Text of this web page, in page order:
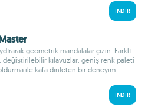
İNDIR
geometrik mandalalar çizin. Farklı
değiştirilebilir kılavuzlar, geniş renk paleti
ile kafa dinleten bir deneyim
İNDIR